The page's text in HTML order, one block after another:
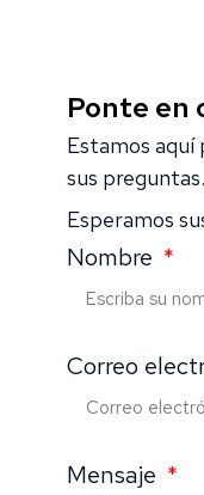
Ponte en
Estamos aquí
sus preguntas.
Esperamos
Nombre
Correo
Mensaje